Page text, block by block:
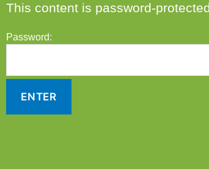
This content is password-
Password: